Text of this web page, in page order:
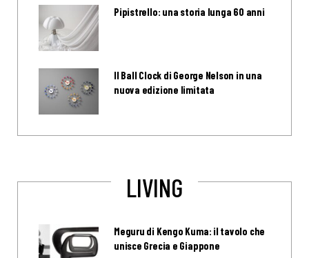
Pipistrello: una storia lunga 60 anni
Il Ball Clock di George Nelson in una
nuova edizione limitata
LIVING
Meguru di Kengo Kuma: il tavolo che
unisce Grecia e Giappone